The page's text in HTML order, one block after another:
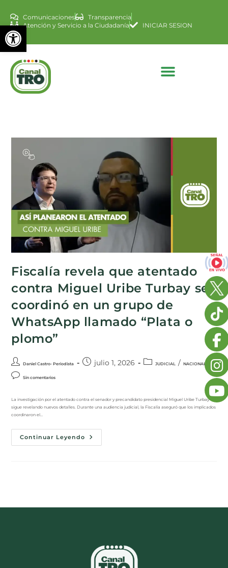
Abrir barra de
Comunicaciones
Transparencia
Atención y Servicio a la Ciudadanía
INICIAR SESION
Fiscalía revela que atentado
contra Miguel Uribe Turbay se
coordinó en un grupo de
WhatsApp llamado “Plata o
plomo”
Daniel Castro- Periodista julio 1, 2026 JUDICIAL / NACIONAL
Sin comentarios
La investigación por el atentado contra el senador y precandidato presidencial Miguel Uribe Turbay
sigue revelando nuevos detalles. Durante una audiencia judicial, la Fiscalía aseguró que los implicados
coordinaron el…
Continuar Leyendo